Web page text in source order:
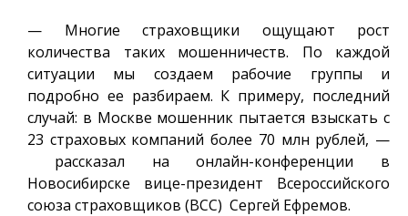
— Многие страховщики ощущают рост
количества таких мошенничеств. По каждой
ситуации мы создаем рабочие группы и
подробно ее разбираем. К примеру, последний
случай: в Москве мошенник пытается взыскать с
23 страховых компаний более 70 млн рублей, —
рассказал на онлайн-конференции в
Новосибирске вице-президент Всероссийского
союза страховщиков (ВСС) Сергей Ефремов.